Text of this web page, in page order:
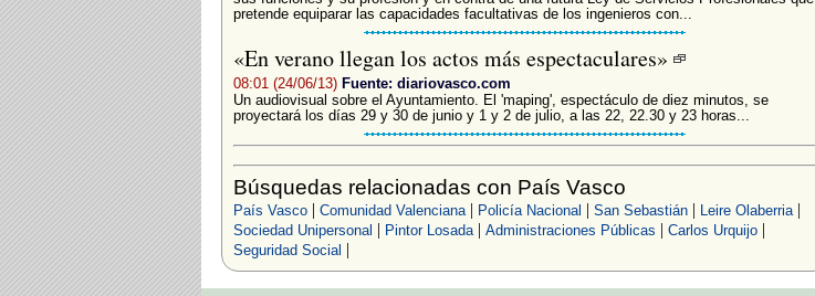
pretende equiparar las capacidades facultativas de los ingenieros con...
«En verano llegan los actos más espectaculares»
08:01 (24/06/13) Fuente: diariovasco.com
Un audiovisual sobre el Ayuntamiento. El 'maping', espectáculo de diez minutos, se
proyectará los días 29 y 30 de junio y 1 y 2 de julio, a las 22, 22.30 y 23 horas...
Búsquedas relacionadas con País Vasco
País Vasco| Comunidad Valenciana| Policía Nacional | San Sebastián| Leire Olaberria|
Sociedad Unipersonal | Pintor Losada| Administraciones Públicas | Carlos Urquijo|
Seguridad Social |